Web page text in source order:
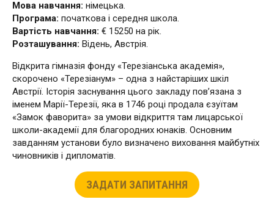
Мова навчання: німецька.
Програма: початкова і середня школа.
Вартість навчання: € 15250 на рік.
Розташування: Відень, Австрія.
Відкрита гімназія фонду «Терезіанська академія»,
скорочено «Терезіанум» – одна з найстаріших шкіл
Австрії. Історія заснування цього закладу пов’язана з
іменем Марії-Терезії, яка в 1746 році продала єзуїтам
«Замок фаворита» за умови відкриття там лицарської
школи-академії для благородних юнаків. Основним
завданням установи було визначено виховання майбутніх
чиновників і дипломатів.
ЗАДАТИ ЗАПИТАННЯ